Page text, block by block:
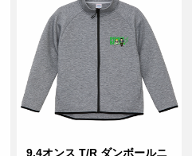
9.4オンス T/R ダンボールニ